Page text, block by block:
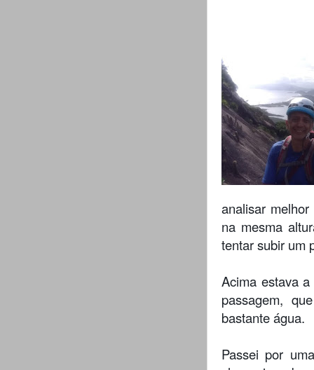
analisar
na mesma
tentar subir um
Acima estava
passagem,
bastante água.
Passei por